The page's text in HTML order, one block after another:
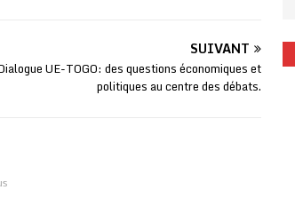
SUIVANT
UE-TOGO: des questions économiques et
politiques au centre des débats.